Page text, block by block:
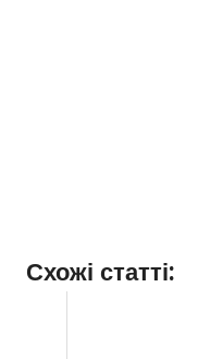
Схожі статті: